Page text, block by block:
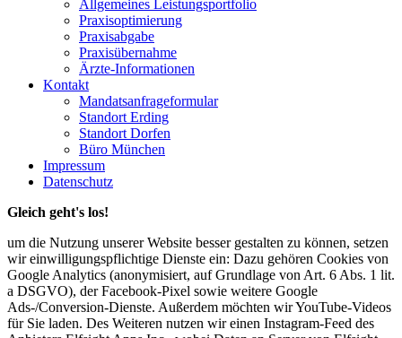
Allgemeines Leistungsportfolio
Praxisoptimierung
Praxisabgabe
Praxisübernahme
Ärzte-Informationen
Kontakt
Mandatsanfrageformular
Standort Erding
Standort Dorfen
Büro München
Impressum
Datenschutz
Gleich geht's los!
um die Nutzung unserer Website besser gestalten zu können, setzen
wir einwilligungspflichtige Dienste ein: Dazu gehören Cookies von
Google Analytics (anonymisiert, auf Grundlage von Art. 6 Abs. 1 lit.
a DSGVO), der Facebook-Pixel sowie weitere Google
Ads-/Conversion-Dienste. Außerdem möchten wir YouTube-Videos
für Sie laden. Des Weiteren nutzen wir einen Instagram-Feed des